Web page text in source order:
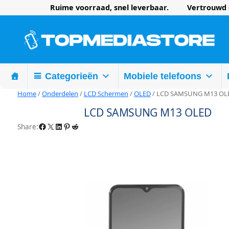
Ruime voorraad, snel leverbaar.
Categorieën Mobiele telefoons
Home/Onderdelen / LCD Schermen /OLED/ LCD SAMSUNG M13
LCD SAMSUNG M13 OLED
Share:Facebook X LinkedIn Pinterest Reddit